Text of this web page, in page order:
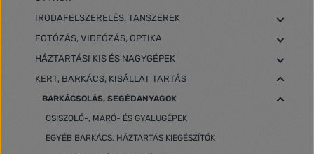
IRODAFELSZERELÉS, TANSZEREK
FOTÓZÁS, VIDEÓZÁS, OPTIKA
HÁZTARTÁSI KIS ÉS NAGYGÉPEK
KERT, BARKÁCS, KISÁLLAT TARTÁS
BARKÁCSOLÁS, SEGÉDANYAGOK
CSISZOLÓ-, MARÓ- ÉS GYALUGÉPEK
EGYÉB BARKÁCS, HÁZTARTÁS KIEGÉSZÍTŐK